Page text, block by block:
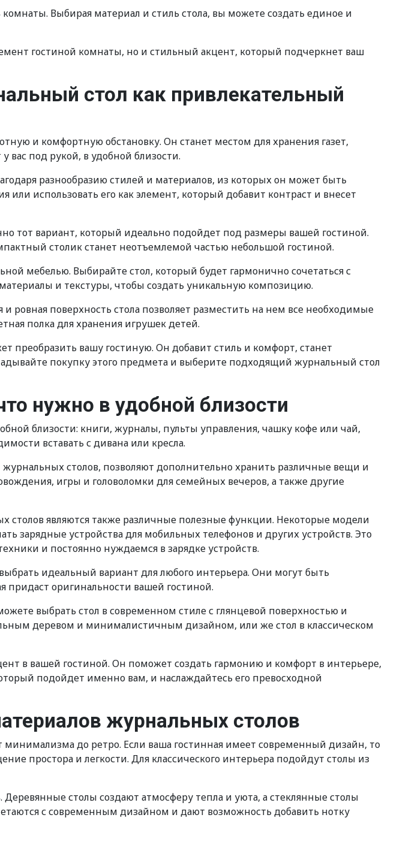
Выбирая материал и стиль стола, вы можете создать единое и
гостиной комнаты, но и стильный акцент, который подчеркнет ваш
стол как привлекательный
и комфортную обстановку. Он станет местом для хранения газет,
вас под рукой, в удобной близости.
разнообразию стилей и материалов, из которых он может быть
использовать его как элемент, который добавит контраст и внесет
тот вариант, который идеально подойдет под размеры вашей гостиной.
столик станет неотъемлемой частью небольшой гостиной.
мебелью. Выбирайте стол, который будет гармонично сочетаться с
и текстуры, чтобы создать уникальную композицию.
ровная поверхность стола позволяет разместить на нем все необходимые
полка для хранения игрушек детей.
вашу гостиную. Он добавит стиль и комфорт, станет
покупку этого предмета и выберите подходящий журнальный стол
нужно в удобной близости
близости: книги, журналы, пульты управления, чашку кофе или чай,
вставать с дивана или кресла.
столов, позволяют дополнительно хранить различные вещи и
игры и головоломки для семейных вечеров, а также другие
являются также различные полезные функции. Некоторые модели
зарядные устройства для мобильных телефонов и других устройств. Это
и постоянно нуждаемся в зарядке устройств.
идеальный вариант для любого интерьера. Они могут быть
оригинальности вашей гостиной.
выбрать стол в современном стиле с глянцевой поверхностью и
деревом и минималистичным дизайном, или же стол в классическом
в вашей гостиной. Он поможет создать гармонию и комфорт в интерьере,
подойдет именно вам, и наслаждайтесь его превосходной
журнальных столов
до ретро. Если ваша гостинная имеет современный дизайн, то
простора и легкости. Для классического интерьера подойдут столы из
столы создают атмосферу тепла и уюта, а стеклянные столы
с современным дизайном и дают возможность добавить нотку